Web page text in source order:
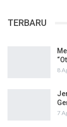
TERBARU
8
7